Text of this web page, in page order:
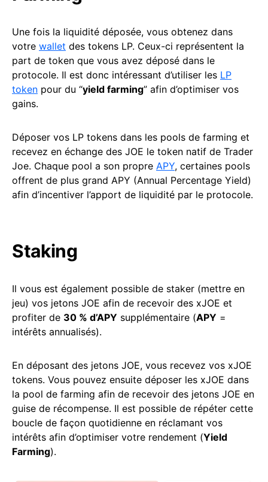
Une fois la liquidité déposée, vous obtenez dans
votre wallet des tokens LP. Ceux-ci représentent la
part de token que vous avez déposé dans le
protocole. Il est donc intéressant d’utiliser les LP
token pour du “yield farming” afin d’optimiser vos
gains.
Déposer vos LP tokens dans les pools de farming et
recevez en échange des JOE le token natif de Trader
Joe. Chaque pool a son propre APY, certaines pools
offrent de plus grand APY (Annual Percentage Yield)
afin d’incentiver l’apport de liquidité par le protocole.
Staking
Il vous est également possible de staker (mettre en
jeu) vos jetons JOE afin de recevoir des xJOE et
profiter de 30 % d’APY supplémentaire (APY =
intérêts annualisés).
En déposant des jetons JOE, vous recevez vos xJOE
tokens. Vous pouvez ensuite déposer les xJOE dans
la pool de farming afin de recevoir des jetons JOE en
guise de récompense. Il est possible de répéter cette
boucle de façon quotidienne en réclamant vos
intérêts afin d’optimiser votre rendement (Yield
Farming).